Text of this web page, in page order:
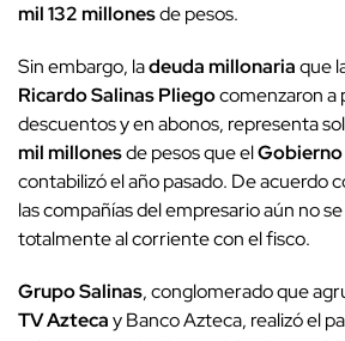
mil 132 millonesde pesos.
Sin embargo, ladeuda millonariaque
Ricardo Salinas Pliegocomenzaron a
descuentos y en abonos, representa
mil millonesde pesos que el
contabilizó el año pasado. De acuerdo
las compañías del empresario aún no
totalmente al corriente con el fisco.
Grupo Salinas, conglomerado que
TV Aztecay Banco Azteca, realizó el